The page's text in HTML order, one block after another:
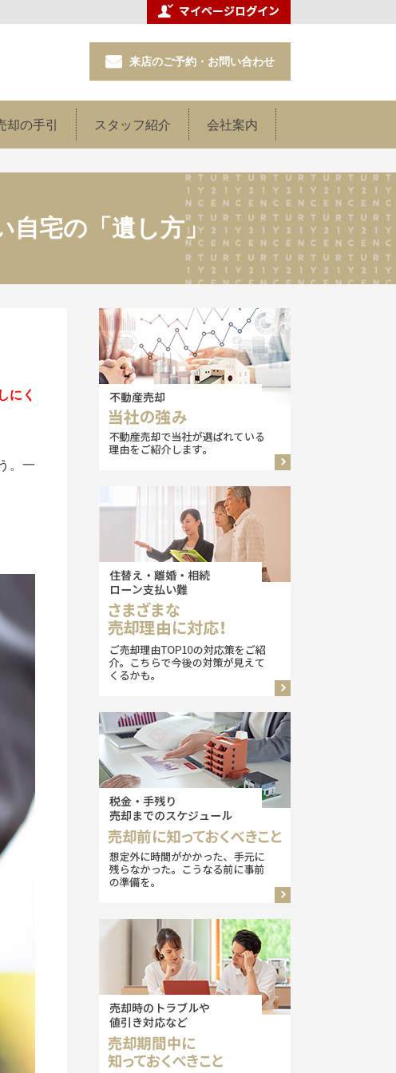
来店のご予約・お問い合わせ
却の手引 スタッフ紹介 会社案内
自宅の「遺し方」
にく
。一